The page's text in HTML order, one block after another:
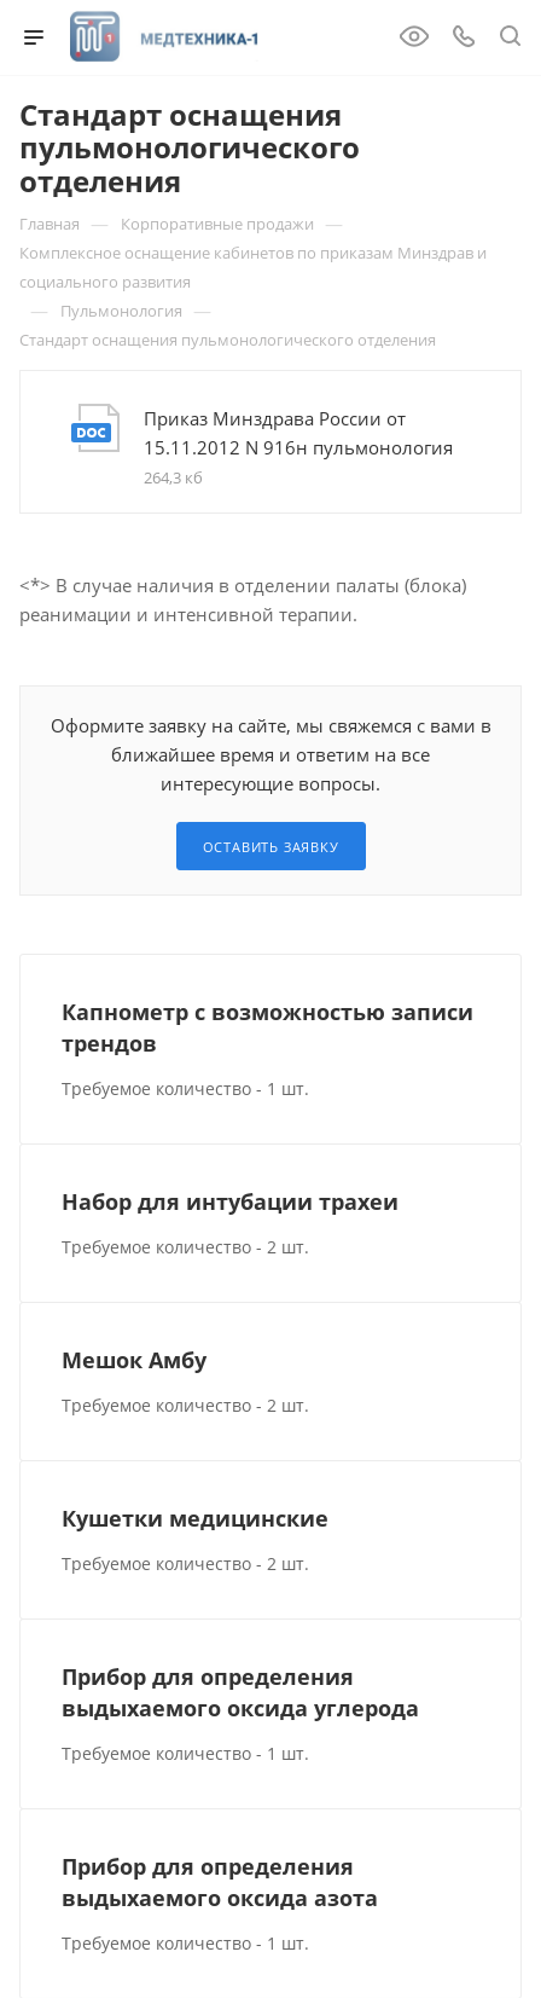
Стандарт оснащения
пульмонологического
отделения
Главная — Корпоративные продажи —
Комплексное оснащение кабинетов по приказам Минздрав и
социального развития
— Пульмонология —
Стандарт оснащения пульмонологического отделения
Приказ Минздрава России от
15.11.2012 N 916н пульмонология
264,3 кб
<*> В случае наличия в отделении палаты (блока)
реанимации и интенсивной терапии.
Оформите заявку на сайте, мы свяжемся с вами в
ближайшее время и ответим на все
интересующие вопросы.
ОСТАВИТЬ ЗАЯВКУ
Капнометр с возможностью записи
трендов
Требуемое количество - 1 шт.
Набор для интубации трахеи
Требуемое количество - 2 шт.
Мешок Амбу
Требуемое количество - 2 шт.
Кушетки медицинские
Требуемое количество - 2 шт.
Прибор для определения
выдыхаемого оксида углерода
Требуемое количество - 1 шт.
Прибор для определения
выдыхаемого оксида азота
Требуемое количество - 1 шт.